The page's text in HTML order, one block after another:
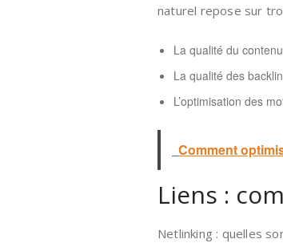
naturel repose sur
La qualité du contenu
La qualité des
L’optimisation des
Comment
Liens :
Netlinking : quelles